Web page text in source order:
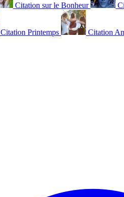
Citation sur le Bonheur
Citation Printemps Citation